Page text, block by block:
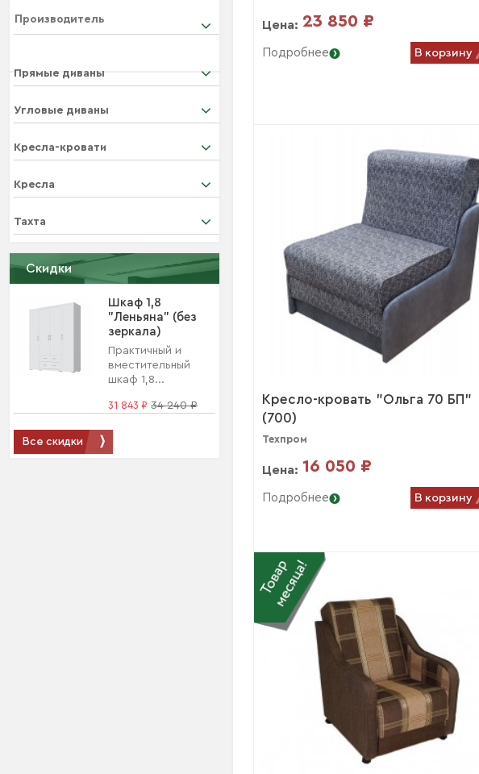
Производитель
Прямые диваны
Угловые диваны
Кресла-кровати
Кресла
Тахта
Скидки
Шкаф 1,8
"Леньяна" (без
зеркала)
Практичный и
вместительный
шкаф 1,8...
31 843 ₽ 34 240 ₽
Все скидки
Цена: 23 850 ₽
Подробнее В корзину
Кресло-кровать "Ольга 70 БП"
(700)
Техпром
Цена: 16 050 ₽
Подробнее В корзину